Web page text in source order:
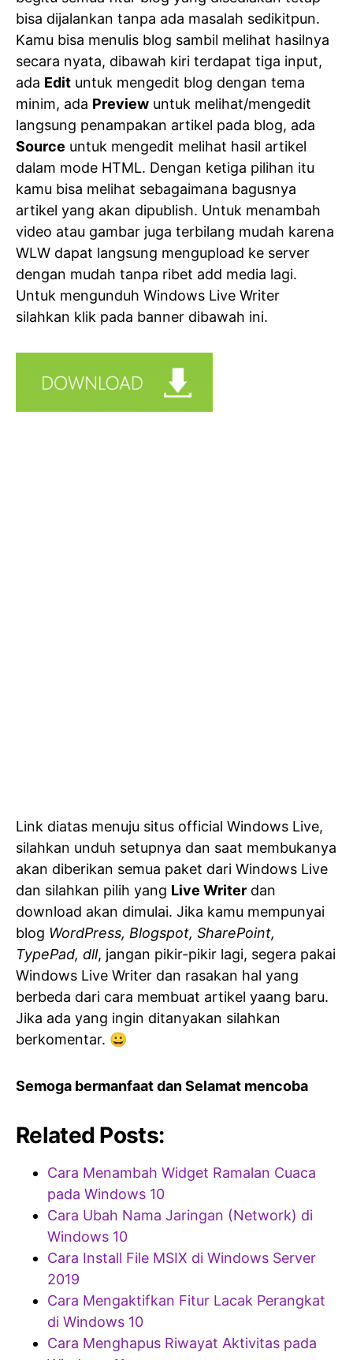
bisa dijalankan tanpa ada masalah sedikitpun.
Kamu bisa menulis blog sambil melihat hasilnya
secara nyata, dibawah kiri terdapat tiga input,
ada Edit untuk mengedit blog dengan tema
minim, ada Preview untuk melihat/mengedit
langsung penampakan artikel pada blog, ada
Source untuk mengedit melihat hasil artikel
dalam mode HTML. Dengan ketiga pilihan itu
kamu bisa melihat sebagaimana bagusnya
artikel yang akan dipublish. Untuk menambah
video atau gambar juga terbilang mudah karena
WLW dapat langsung mengupload ke server
dengan mudah tanpa ribet add media lagi.
Untuk mengunduh Windows Live Writer
silahkan klik pada banner dibawah ini.
Link diatas menuju situs official Windows Live,
silahkan unduh setupnya dan saat membukanya
akan diberikan semua paket dari Windows Live
dan silahkan pilih yang Live Writer dan
download akan dimulai. Jika kamu mempunyai
blog WordPress, Blogspot, SharePoint,
TypePad, dll, jangan pikir-pikir lagi, segera pakai
Windows Live Writer dan rasakan hal yang
berbeda dari cara membuat artikel yaang baru.
Jika ada yang ingin ditanyakan silahkan
berkomentar. 😀
Semoga bermanfaat dan Selamat mencoba
Related Posts:
Cara Menambah Widget Ramalan Cuaca
pada Windows 10
Cara Ubah Nama Jaringan (Network) di
Windows 10
Cara Install File MSIX di Windows Server
2019
Cara Mengaktifkan Fitur Lacak Perangkat
di Windows 10
Cara Menghapus Riwayat Aktivitas pada